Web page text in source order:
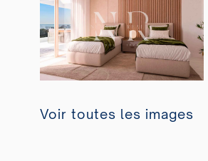
Voir toutes les images